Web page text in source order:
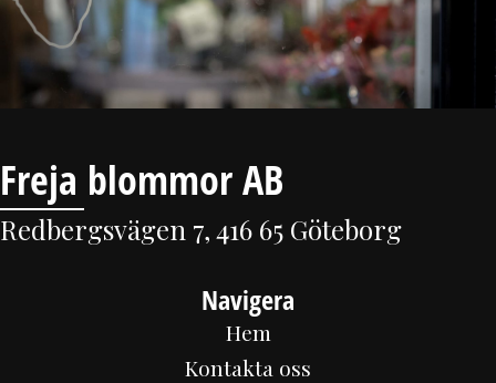
Freja blommor AB
Redbergsvägen 7, 416 65 Göteborg
Navigera
Hem
Kontakta oss